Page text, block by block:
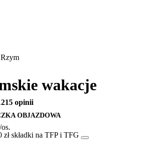
wakacje
opinii
OBJAZDOWA
zł składki na TFP i TFG